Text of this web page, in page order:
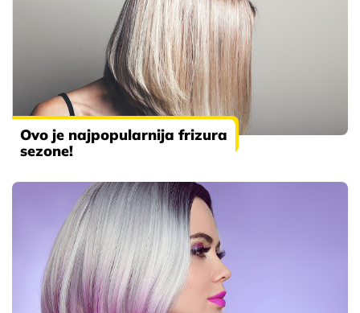
Ovo je najpopularnija frizura
sezone!